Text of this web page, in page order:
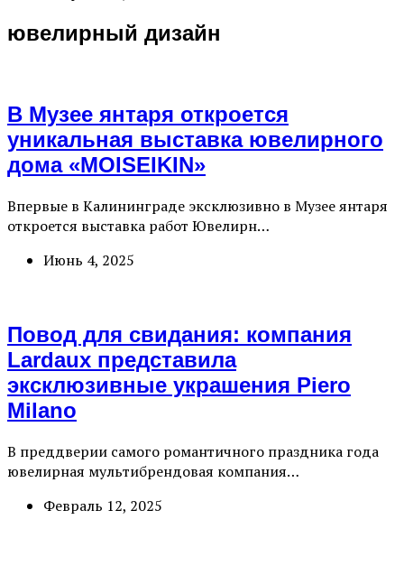
ювелирный дизайн
В Музее янтаря откроется
уникальная выставка ювелирного
дома «MOISEIKIN»
Впервые в Калининграде эксклюзивно в Музее янтаря
откроется выставка работ Ювелирн…
Июнь 4, 2025
Повод для свидания: компания
Lardaux представила
эксклюзивные украшения Piero
Milano
В преддверии самого романтичного праздника года
ювелирная мультибрендовая компания…
Февраль 12, 2025